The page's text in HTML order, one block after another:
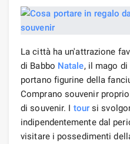
La città ha un'attrazione
di Babbo Natale, il mago di
portano figurine della
Comprano souvenir
di souvenir. I toursi
indipendentemente dal
visitare i possedimenti